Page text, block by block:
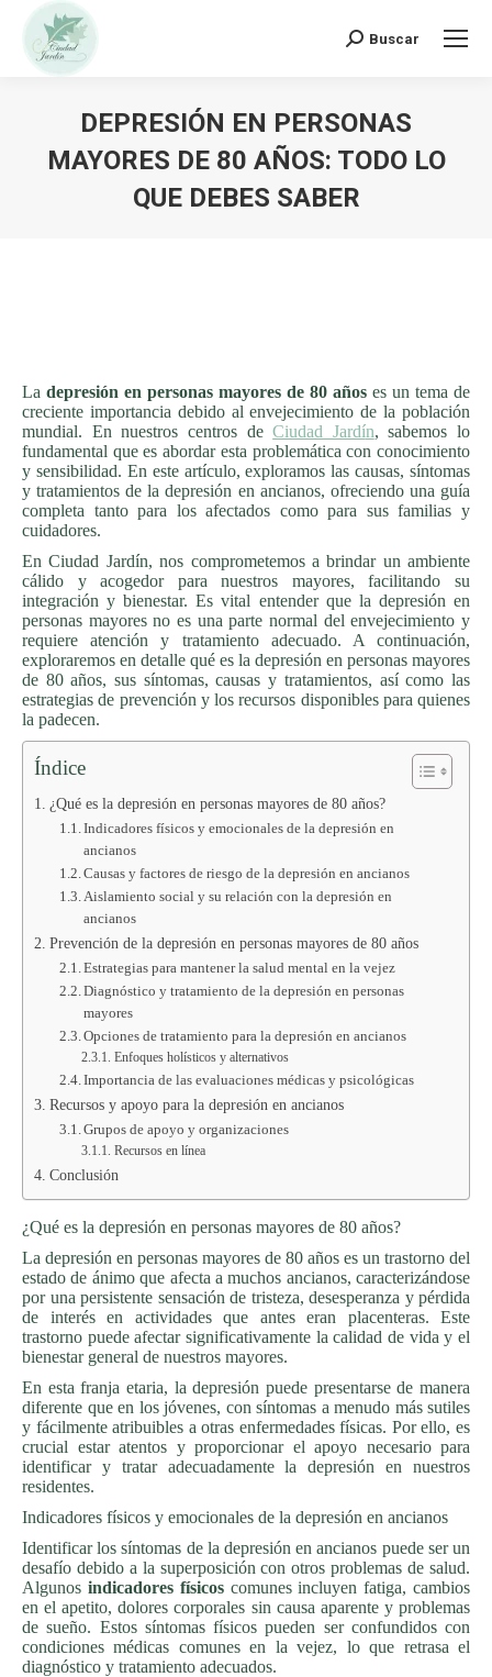
Buscar:
Buscar
DEPRESIÓN EN PERSONAS
MAYORES DE 80 AÑOS: TODO LO
QUE DEBES SABER
La depresión en personas mayores de 80 años es un tema de
creciente importancia debido al envejecimiento de la población
mundial. En nuestros centros deCiudad Jardín, sabemos lo
fundamental que es abordar esta problemática con conocimiento
y sensibilidad. En este artículo, exploramos las causas, síntomas
y tratamientos de la depresión en ancianos, ofreciendo una guía
completa tanto para los afectados como para sus familias y
cuidadores.
En Ciudad Jardín, nos comprometemos a brindar un ambiente
cálido y acogedor para nuestros mayores, facilitando su
integración y bienestar. Es vital entender que la depresión en
personas mayores no es una parte normal del envejecimiento y
requiere atención y tratamiento adecuado. A continuación,
exploraremos en detalle qué es la depresión en personas mayores
de 80 años, sus síntomas, causas y tratamientos, así como las
estrategias de prevención y los recursos disponibles para quienes
la padecen.
Índice
¿Qué es la depresión en personas mayores de 80 años?
Indicadores físicos y emocionales de la depresión en
ancianos
Causas y factores de riesgo de la depresión en ancianos
Aislamiento social y su relación con la depresión en
ancianos
Prevención de la depresión en personas mayores de 80 años
Estrategias para mantener la salud mental en la vejez
Diagnóstico y tratamiento de la depresión en personas
mayores
Opciones de tratamiento para la depresión en ancianos
Enfoques holísticos y alternativos
Importancia de las evaluaciones médicas y psicológicas
Recursos y apoyo para la depresión en ancianos
Grupos de apoyo y organizaciones
Recursos en línea
Conclusión
¿Qué es la depresión en personas mayores de 80 años?
La depresión en personas mayores de 80 años es un trastorno del
estado de ánimo que afecta a muchos ancianos, caracterizándose
por una persistente sensación de tristeza, desesperanza y pérdida
de interés en actividades que antes eran placenteras. Este
trastorno puede afectar significativamente la calidad de vida y el
bienestar general de nuestros mayores.
En esta franja etaria, la depresión puede presentarse de manera
diferente que en los jóvenes, con síntomas a menudo más sutiles
y fácilmente atribuibles a otras enfermedades físicas. Por ello, es
crucial estar atentos y proporcionar el apoyo necesario para
identificar y tratar adecuadamente la depresión en nuestros
residentes.
Indicadores físicos y emocionales de la depresión en ancianos
Identificar los síntomas de la depresión en ancianos puede ser un
desafío debido a la superposición con otros problemas de salud.
Algunos indicadores físicoscomunes incluyen fatiga, cambios
en el apetito, dolores corporales sin causa aparente y problemas
de sueño. Estos síntomas físicos pueden ser confundidos con
condiciones médicas comunes en la vejez, lo que retrasa el
diagnóstico y tratamiento adecuados.